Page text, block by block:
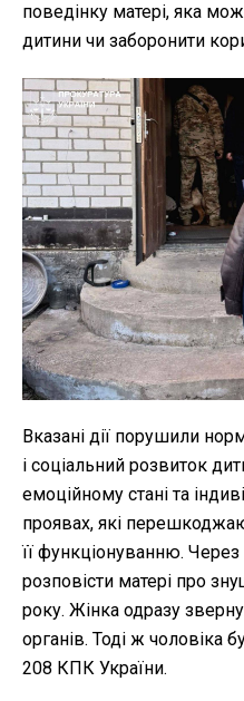
поведінку матері, яка
дитини чи заборонити
Вказані дії порушили
і соціальний розвиток
емоційному стані та
проявах, які
її функціонуванню.
розповісти матері про
року. Жінка одразу
органів. Тоді ж чоловіка
208 КПК України.